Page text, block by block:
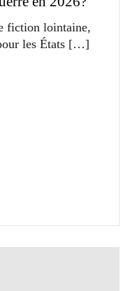
fiction lointaine,
les États